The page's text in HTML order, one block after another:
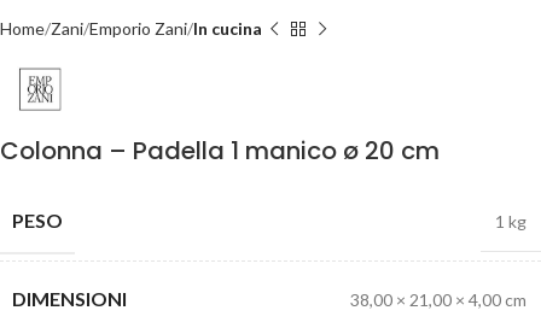
Home Zani Emporio Zani In cucina
Colonna – Padella 1 manico ø 20 cm
PESO 1 kg
DIMENSIONI 38,00 × 21,00 × 4,00 cm